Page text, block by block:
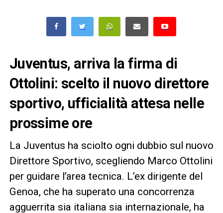
Juventus, arriva la firma di
Ottolini: scelto il nuovo direttore
sportivo, ufficialità attesa nelle
prossime ore
La Juventus ha sciolto ogni dubbio sul nuovo
Direttore Sportivo, scegliendo Marco Ottolini
per guidare l’area tecnica. L’ex dirigente del
Genoa, che ha superato una concorrenza
agguerrita sia italiana sia internazionale, ha